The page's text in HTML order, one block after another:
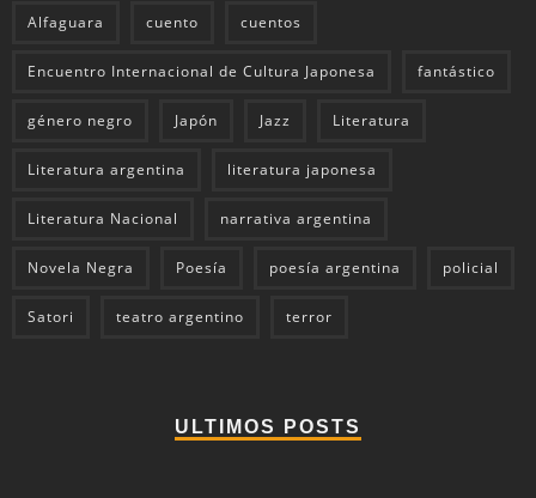
Alfaguara cuento cuentos
Encuentro Internacional de Cultura Japonesa fantástico
género negro Japón Jazz Literatura
Literatura argentina literatura japonesa
Literatura Nacional narrativa argentina
Novela Negra Poesía poesía argentina policial
Satori teatro argentino terror
ULTIMOS POSTS